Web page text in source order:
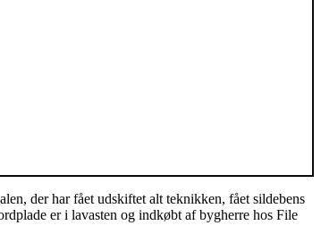
der har fået udskiftet alt teknikken, fået sildebens
er i lavasten og indkøbt af bygherre hos File